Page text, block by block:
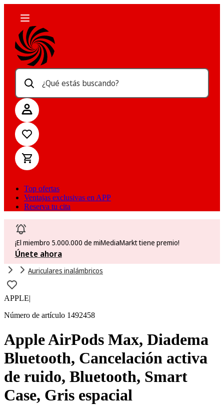
¿Qué estás buscando?
Top ofertas
Ventajas exclusivas en APP
Reserva tu cita
¡El miembro 5.000.000 de miMediaMarkt tiene premio!
Únete ahora
Auriculares inalámbricos
APPLE|
Número de artículo 1492458
Apple AirPods Max, Diadema
Bluetooth, Cancelación activa
de ruido, Bluetooth, Smart
Case, Gris espacial